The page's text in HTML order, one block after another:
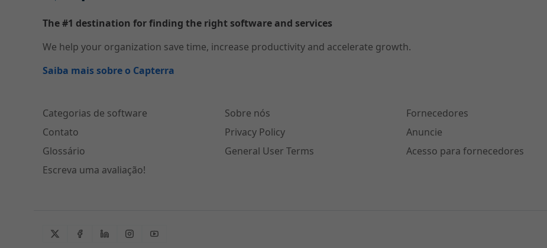
The #1 destination for finding the right software and services
We help your organization save time, increase productivity and accelerate growth.
Saiba mais sobre o Capterra
Categorias de software
Contato
Glossário
Escreva uma avaliação!
Sobre nós
Privacy Policy
General User Terms
Fornecedores
Anuncie
Acesso para fornecedores